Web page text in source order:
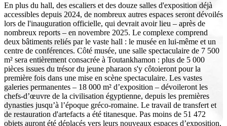
En plus du hall, des escaliers et des douze salles d'exposition déjà
accessibles depuis 2024, de nombreux autres espaces seront dévoilés
lors de l'inauguration officielle, qui devrait avoir lieu – après de
nombreux reports – en novembre 2025. Le complexe comprend
deux bâtiments reliés par le vaste hall : le musée en lui-même et un
centre de conférences. Côté musée, une salle spectaculaire de 7 500
m² sera entièrement consacrée à Toutankhamon : plus de 5 000
pièces issues du trésor du jeune pharaon s'y côtoieront pour la
première fois dans une mise en scène spectaculaire. Les vastes
galeries permanentes – 18 000 m² d’exposition – dévoileront les
chefs-d’œuvre de la civilisation égyptienne, depuis les premières
dynasties jusqu’à l’époque gréco-romaine. Le travail de transfert et
de restauration d'artefacts a été titanesque. Pas moins de 51 472
objets auront été déplacés vers leurs nouveaux espaces d’exposition,